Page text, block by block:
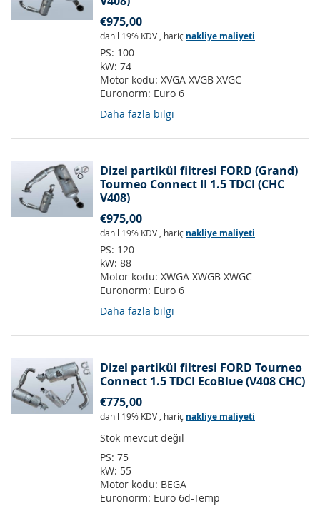
€975,00
dahil 19% KDV , hariç nakliye maliyeti
PS: 100
kW: 74
Motor kodu: XVGA XVGB XVGC
Euronorm: Euro 6
Daha fazla bilgi
Dizel partikül filtresi FORD (Grand)
Tourneo Connect II 1.5 TDCI (CHC
V408)
€975,00
dahil 19% KDV , hariç nakliye maliyeti
PS: 120
kW: 88
Motor kodu: XWGA XWGB XWGC
Euronorm: Euro 6
Daha fazla bilgi
Dizel partikül filtresi FORD Tourneo
Connect 1.5 TDCI EcoBlue (V408 CHC)
€775,00
dahil 19% KDV , hariç nakliye maliyeti
Stok mevcut değil
PS: 75
kW: 55
Motor kodu: BEGA
Euronorm: Euro 6d-Temp